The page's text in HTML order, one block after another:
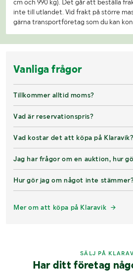
cm och 990 kg). Det går att beställa
inte till utlandet. Vid frakt på större
gärna transportföretag som du kan
Vanliga frågor
Tillkommer alltid moms?
Vad är reservationspris?
Vad kostar det att köpa på Klaravik?
Jag har frågor om en auktion, hur
Hur gör jag om något inte
Mer om att köpa på Klaravik
SÄLJ PÅ
Har ditt företag